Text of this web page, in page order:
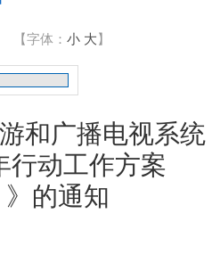
【字体： 小 大】
和广播电视系统
行动工作方案
》 的通知